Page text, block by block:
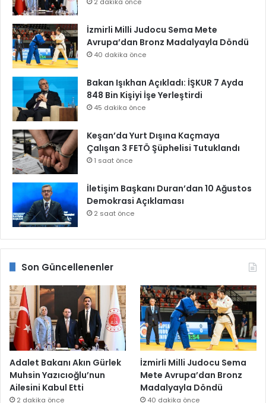
İzmirli Milli Judocu Sema Mete
Avrupa’dan Bronz Madalyayla Döndü
40 dakika önce
Bakan Işıkhan Açıkladı: İŞKUR 7 Ayda
848 Bin Kişiyi İşe Yerleştirdi
45 dakika önce
Keşan’da Yurt Dışına Kaçmaya
Çalışan 3 FETÖ Şüphelisi Tutuklandı
1 saat önce
İletişim Başkanı Duran’dan 10 Ağustos
Demokrasi Açıklaması
2 saat önce
Son Güncellenenler
Adalet Bakanı Akın Gürlek
Muhsin Yazıcıoğlu’nun
Ailesini Kabul Etti
2 dakika önce
İzmirli Milli Judocu Sema
Mete Avrupa’dan Bronz
Madalyayla Döndü
40 dakika önce